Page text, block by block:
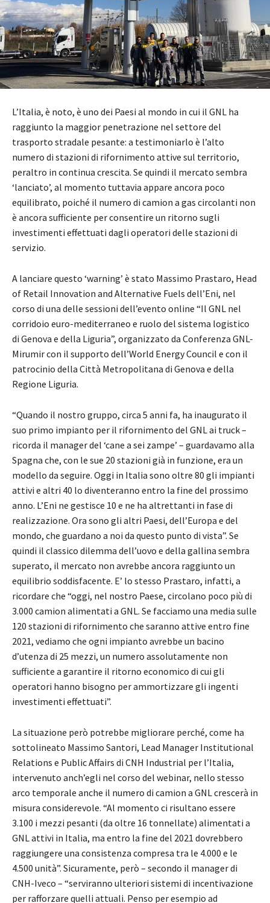
L’Italia, è noto, è uno dei Paesi al mondo in cui il GNL ha
raggiunto la maggior penetrazione nel settore del
trasporto stradale pesante: a testimoniarlo è l’alto
numero di stazioni di rifornimento attive sul territorio,
peraltro in continua crescita. Se quindi il mercato sembra
‘lanciato’, al momento tuttavia appare ancora poco
equilibrato, poiché il numero di camion a gas circolanti non
è ancora sufficiente per consentire un ritorno sugli
investimenti effettuati dagli operatori delle stazioni di
servizio.
A lanciare questo ‘warning’ è stato Massimo Prastaro, Head
of Retail Innovation and Alternative Fuels dell’Eni, nel
corso di una delle sessioni dell’evento online “Il GNL nel
corridoio euro-mediterraneo e ruolo del sistema logistico
di Genova e della Liguria”, organizzato da Conferenza GNL-
Mirumir con il supporto dell’World Energy Council e con il
patrocinio della Città Metropolitana di Genova e della
Regione Liguria.
“Quando il nostro gruppo, circa 5 anni fa, ha inaugurato il
suo primo impianto per il rifornimento del GNL ai truck –
ricorda il manager del ‘cane a sei zampe’ – guardavamo alla
Spagna che, con le sue 20 stazioni già in funzione, era un
modello da seguire. Oggi in Italia sono oltre 80 gli impianti
attivi e altri 40 lo diventeranno entro la fine del prossimo
anno. L’Eni ne gestisce 10 e ne ha altrettanti in fase di
realizzazione. Ora sono gli altri Paesi, dell’Europa e del
mondo, che guardano a noi da questo punto di vista”. Se
quindi il classico dilemma dell’uovo e della gallina sembra
superato, il mercato non avrebbe ancora raggiunto un
equilibrio soddisfacente. E’ lo stesso Prastaro, infatti, a
ricordare che “oggi, nel nostro Paese, circolano poco più di
3.000 camion alimentati a GNL. Se facciamo una media sulle
120 stazioni di rifornimento che saranno attive entro fine
2021, vediamo che ogni impianto avrebbe un bacino
d’utenza di 25 mezzi, un numero assolutamente non
sufficiente a garantire il ritorno economico di cui gli
operatori hanno bisogno per ammortizzare gli ingenti
investimenti effettuati”.
La situazione però potrebbe migliorare perché, come ha
sottolineato Massimo Santori, Lead Manager Institutional
Relations e Public Affairs di CNH Industrial per l’Italia,
intervenuto anch’egli nel corso del webinar, nello stesso
arco temporale anche il numero di camion a GNL crescerà in
misura considerevole. “Al momento ci risultano essere
3.100 i mezzi pesanti (da oltre 16 tonnellate) alimentati a
GNL attivi in Italia, ma entro la fine del 2021 dovrebbero
raggiungere una consistenza compresa tra le 4.000 e le
4.500 unità”. Sicuramente, però – secondo il manager di
CNH-Iveco – “serviranno ulteriori sistemi di incentivazione
per rafforzare quelli attuali. Penso per esempio ad